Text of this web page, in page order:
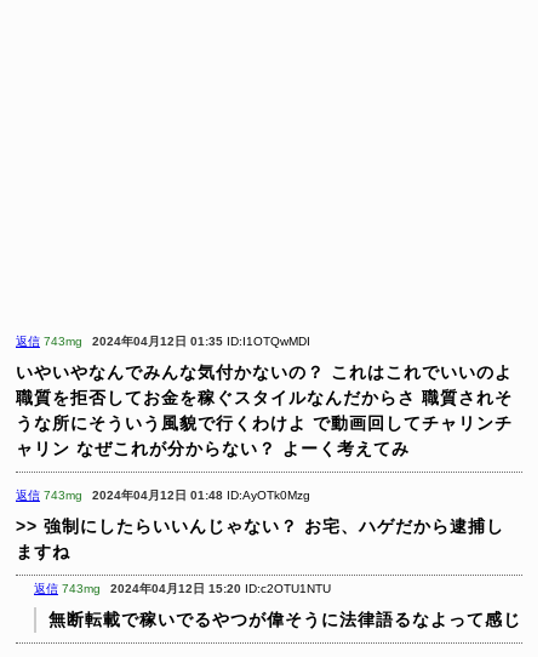
返信 743mg 2024年04月12日 01:35 ID:I1OTQwMDI
いやいやなんでみんな気付かないの？
これはこれでいいのよ
職質を拒否してお金を稼ぐスタイルなんだからさ 職質されそ
うな所にそういう風貌で行くわけよ で動画回してチャリンチ
ャリン なぜこれが分からない？ よーく考えてみ
返信 743mg 2024年04月12日 01:48 ID:AyOTk0Mzg
>> 強制にしたらいいんじゃない？
お宅、ハゲだから逮捕し
ますね
返信 743mg 2024年04月12日 15:20 ID:c2OTU1NTU
無断転載で稼いでるやつが偉そうに法律語るなよって感じ